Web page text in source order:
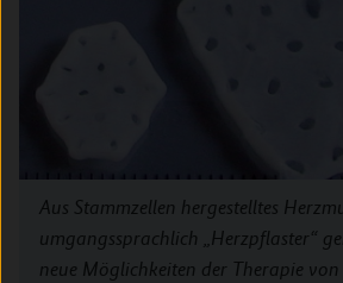
Aus Stammzellen hergestelltes
umgangssprachlich „Herzpflaster“
neue Möglichkeiten der Therapie von